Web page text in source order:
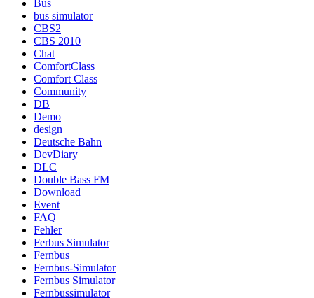
Bus
bus simulator
CBS2
CBS 2010
Chat
ComfortClass
Comfort Class
Community
DB
Demo
design
Deutsche Bahn
DevDiary
DLC
Double Bass FM
Download
Event
FAQ
Fehler
Ferbus Simulator
Fernbus
Fernbus-Simulator
Fernbus Simulator
Fernbussimulator